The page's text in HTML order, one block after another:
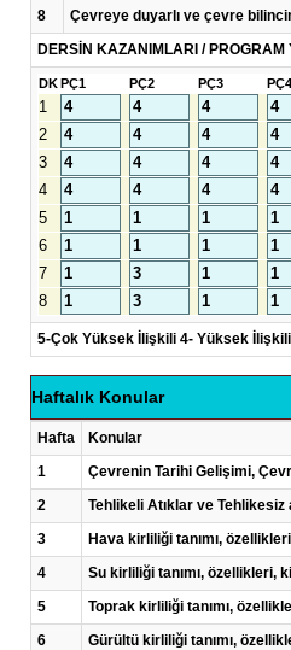
8
Çevreye duyarlı ve çevre
DERSİN KAZANIMLARI / PROGRAM
DKPÇ1 PÇ2 PÇ3 PÇ4
1
2
3
4
5
6
7
8
5-Çok Yüksek İlişkili 4- Yüksek
Haftalık Konular
Hafta
Konular
1
Çevrenin Tarihi Gelişimi,
2
Tehlikeli Atıklar ve Tehlikesiz
3
Hava kirliliği tanımı,
4
Su kirliliği tanımı, özellikleri,
5
Toprak kirliliği tanımı,
6
Gürültü kirliliği tanımı,